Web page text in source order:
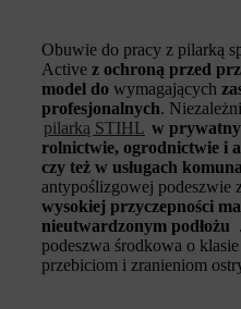
Obuwie do pracy z pilarką
Active z ochroną przed
model do wymagających
profesjonalnych.
pilarką STIHL w
rolnictwie, ogrodnictwie i
czy też w usługach
antypoślizgowej podeszwie
wysokiej przyczepności
nieutwardzonym podłożu
podeszwa środkowa o
przebiciom i zranieniom